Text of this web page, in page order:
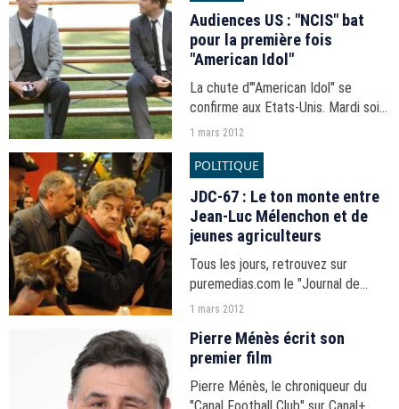
au 20 heures de TF1.
Audiences US : "NCIS" bat
pour la première fois
"American Idol"
La chute d'"American Idol" se
confirme aux Etats-Unis. Mardi soir,
pour la première fois, la série de
crochet de Fox - même si ce
1 mars 2012
POLITIQUE
JDC-67 : Le ton monte entre
Jean-Luc Mélenchon et de
jeunes agriculteurs
Tous les jours, retrouvez sur
puremedias.com le "Journal de
Campagne", en partenariat avec i-
1 mars 2012
Pierre Ménès écrit son
premier film
Pierre Ménès, le chroniqueur du